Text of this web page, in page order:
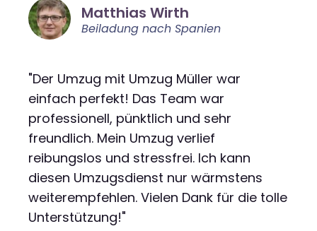
Matthias Wirth
Beiladung nach Spanien
"Der Umzug mit Umzug Müller war
einfach perfekt! Das Team war
professionell, pünktlich und sehr
freundlich. Mein Umzug verlief
reibungslos und stressfrei. Ich kann
diesen Umzugsdienst nur wärmstens
weiterempfehlen. Vielen Dank für die tolle
Unterstützung!"